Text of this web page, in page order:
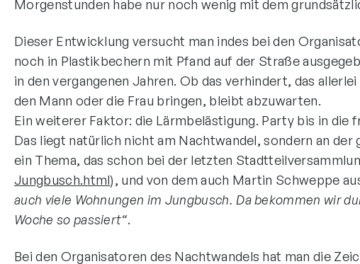
Morgenstunden habe nur noch wenig mit dem
Dieser Entwicklung versucht man indes bei den
noch in Plastikbechern mit Pfand auf der Straße
in den vergangenen Jahren. Ob das verhindert, das
den Mann oder die Frau bringen, bleibt abzuwarten.
Ein weiterer Faktor: die Lärmbelästigung. Party bis in
Das liegt natürlich nicht am Nachtwandel, sondern an
ein Thema, das schon bei der letzten
Jungbusch.html), und von dem auch Martin Schweppe
auch viele Wohnungen im Jungbusch. Da bekommen wir
Woche so passiert“.
Bei den Organisatoren des Nachtwandels hat man die